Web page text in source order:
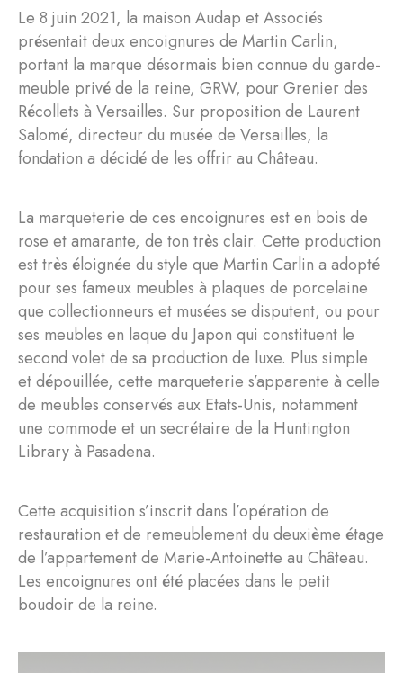
Le 8 juin 2021, la maison Audap et Associés
présentait deux encoignures de Martin Carlin,
portant la marque désormais bien connue du garde-
meuble privé de la reine, GRW, pour Grenier des
Récollets à Versailles. Sur proposition de Laurent
Salomé, directeur du musée de Versailles, la
fondation a décidé de les offrir au Château.
La marqueterie de ces encoignures est en bois de
rose et amarante, de ton très clair. Cette production
est très éloignée du style que Martin Carlin a adopté
pour ses fameux meubles à plaques de porcelaine
que collectionneurs et musées se disputent, ou pour
ses meubles en laque du Japon qui constituent le
second volet de sa production de luxe. Plus simple
et dépouillée, cette marqueterie s’apparente à celle
de meubles conservés aux Etats-Unis, notamment
une commode et un secrétaire de la Huntington
Library à Pasadena.
Cette acquisition s’inscrit dans l’opération de
restauration et de remeublement du deuxième étage
de l’appartement de Marie-Antoinette au Château.
Les encoignures ont été placées dans le petit
boudoir de la reine.